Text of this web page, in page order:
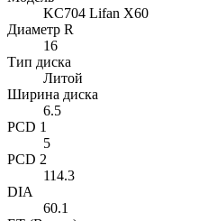
KC704 Lifan X60
Диаметр R
16
Тип диска
Литой
Ширина диска
6.5
PCD 1
5
PCD 2
114.3
DIA
60.1